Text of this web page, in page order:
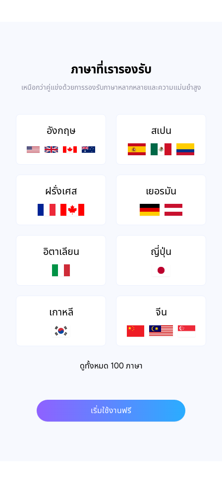
ภาษาที่เรารองรับ
เหนือกว่าคู่แข่งด้วยการรองรับภาษาหลากหลายและความแม่นยำสูง
อังกฤษ สเปน
ฝรั่งเศส เยอรมัน
อิตาเลียน ญี่ปุ่น
เกาหลี จีน
ดูทั้งหมด 100 ภาษา
เริ่มใช้งานฟรี